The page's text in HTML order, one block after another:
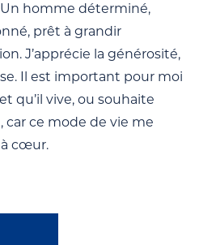
Un homme déterminé,
prêt à grandir
J’apprécie la générosité,
Il est important pour moi
qu’il vive, ou souhaite
car ce mode de vie me
cœur.